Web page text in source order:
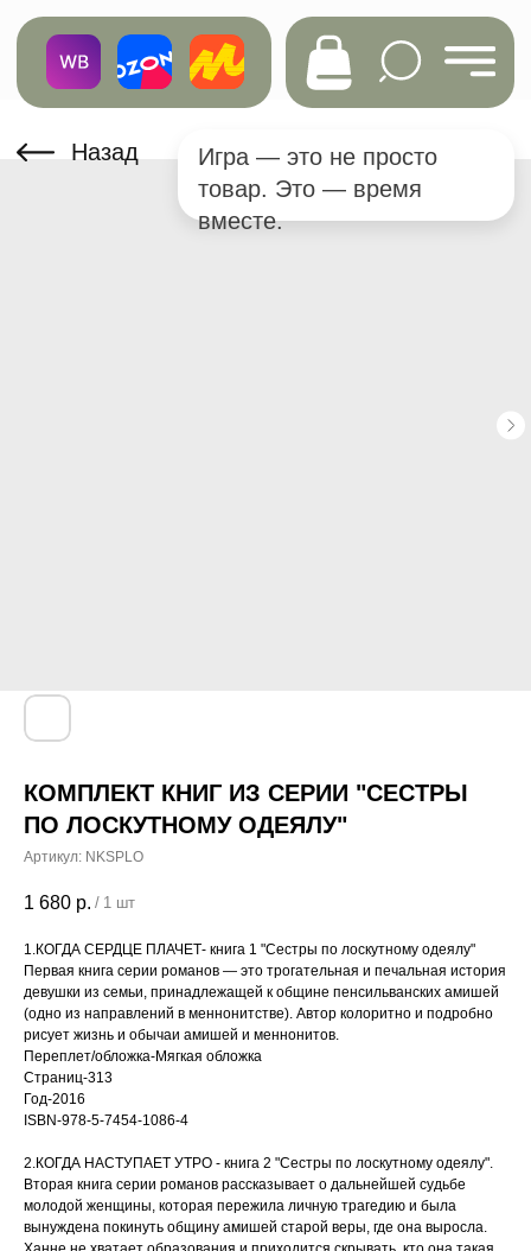
Назад
Игра — это не просто
вместе.
КОМПЛЕКТ КНИГ ИЗ СЕРИИ "СЕСТРЫ
ПО ЛОСКУТНОМУ ОДЕЯЛУ"
Артикул: NKSPLO
1 680 р. / 1 шт
1.КОГДА СЕРДЦЕ ПЛАЧЕТ- книга 1 "Сестры по лоскутному одеялу"
Первая книга серии романов — это трогательная и печальная история
девушки из семьи, принадлежащей к общине пенсильванских амишей
(одно из направлений в меннонитстве). Автор колоритно и подробно
рисует жизнь и обычаи амишей и меннонитов.
Переплет/обложка-Мягкая обложка
Страниц-313
Год-2016
ISBN-978-5-7454-1086-4
2.КОГДА НАСТУПАЕТ УТРО - книга 2 "Сестры по лоскутному одеялу".
Вторая книга серии романов рассказывает о дальнейшей судьбе
молодой женщины, которая пережила личную трагедию и была
вынуждена покинуть общину амишей старой веры, где она выросла.